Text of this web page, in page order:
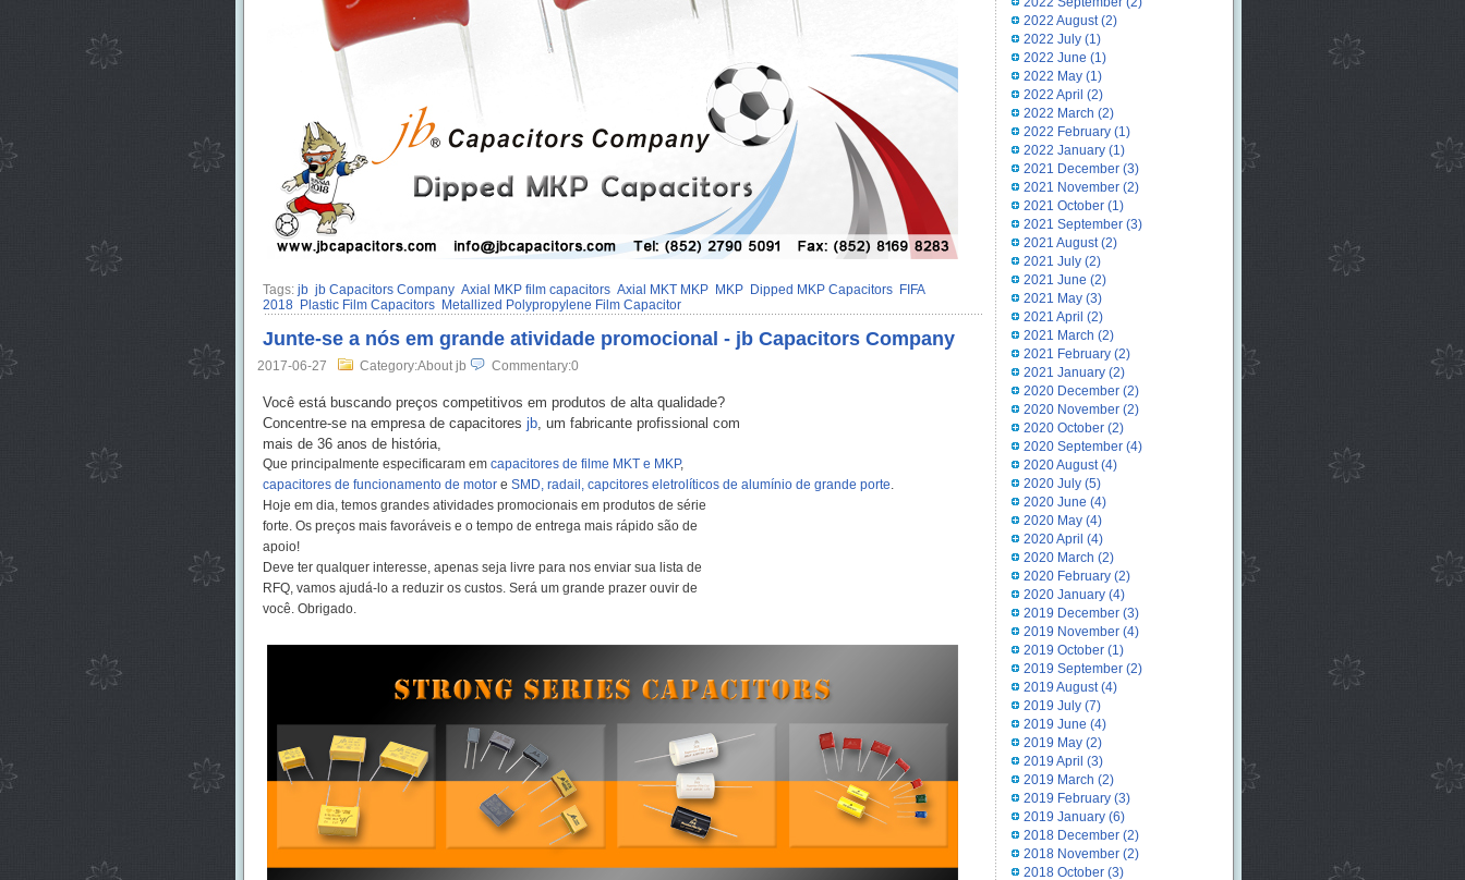
Tags: jb jb Capacitors Company Axial MKP film capacitors Axial MKT MKP MKP Dipped MKP Capacitors FIFA
2018 Plastic Film Capacitors Metallized Polypropylene Film Capacitor
Junte-se a nós em grande atividade promocional - jb Capacitors Company
2017-06-27 Category:About jb Commentary:0
Você está buscando preços competitivos em produtos de alta qualidade?
Concentre-se na empresa de capacitores jb, um fabricante profissional com
mais de 36 anos de história,
Que principalmente especificaram em capacitores de filme MKT e MKP,
capacitores de funcionamento de motore SMD, radail, capcitores eletrolíticos de alumínio de grande porte
Hoje em dia, temos grandes atividades promocionais em produtos de série
forte. Os preços mais favoráveis e o tempo de entrega mais rápido são de
apoio!
Deve ter qualquer interesse, apenas seja livre para nos enviar sua lista de
RFQ, vamos ajudá-lo a reduzir os custos. Será um grande prazer ouvir de
você. Obrigado.
2022 August(2)
2022 July(1)
2022 June (1)
2022 May(1)
2022 April (2)
2022 March (2)
2022 February(1)
2022 January(1)
2021 December(3)
2021 November(2)
2021 October(1)
2021 September(3)
2021 August(2)
2021 July(2)
2021 June (2)
2021 May(3)
2021 April (2)
2021 March (2)
2021 February(2)
2021 January(2)
2020 December(2)
2020 November(2)
2020 October(2)
2020 September(4)
2020 August(4)
2020 July(5)
2020 June (4)
2020 May(4)
2020 April (4)
2020 March (2)
2020 February(2)
2020 January(4)
2019 December(3)
2019 November(4)
2019 October(1)
2019 September(2)
2019 August(4)
2019 July(7)
2019 June (4)
2019 May(2)
2019 April (3)
2019 March (2)
2019 February(3)
2019 January(6)
2018 December(2)
2018 November(2)
2018 October(3)